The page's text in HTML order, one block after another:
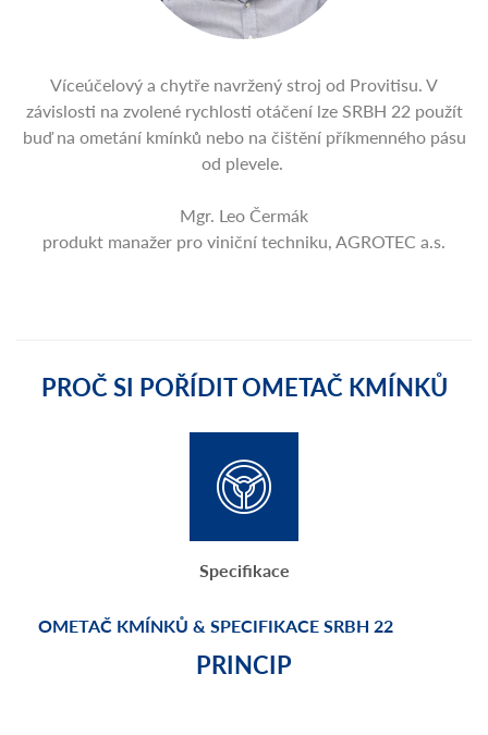
Víceúčelový a chytře navržený stroj od Provitisu. V
závislosti na zvolené rychlosti otáčení lze SRBH 22 použít
buď na ometání kmínků nebo na čištění příkmenného pásu
od plevele.
Mgr. Leo Čermák
produkt manažer pro viniční techniku, AGROTEC a.s.
PROČ SI POŘÍDIT OMETAČ KMÍNKŮ
Specifikace
OMETAČ KMÍNKŮ & SPECIFIKACE SRBH 22
PRINCIP